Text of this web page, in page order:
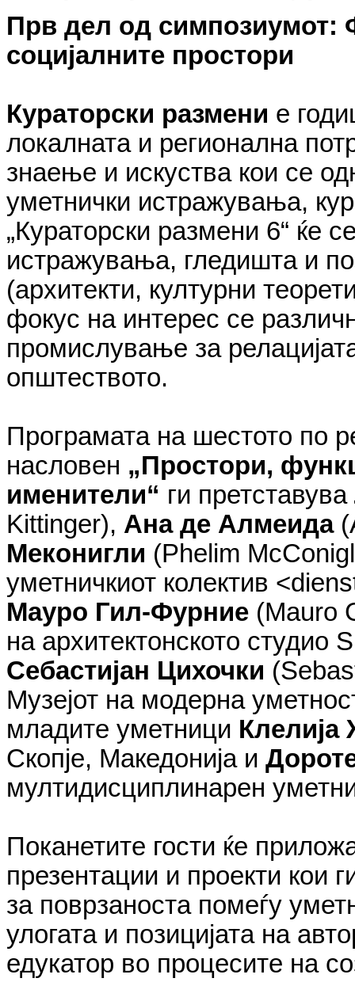
Прв дел од симпозиумот:
социјалните простори
Кураторски размени е
локалната и регионална
знаење и искуства кои се
уметнички истражувања,
„Кураторски размени 6“ ќе
истражувања, гледишта и
(архитекти, културни
фокус на интерес се
промислување за
општеството.
Програмата на шестото по
насловен „Простори,
именители“ ги претставува
Kittinger), Ана де Алмеида(
Меконигли (Phelim
уметничкиот колектив <
Мауро Гил-Фурние (Mauro
на архитектонското студио
Себастијан Цихочки (
Музејот на модерна
младите уметници Клелија
Скопје, Македонија и
мултидисциплинарен
Поканетите гости ќе
презентации и проекти кои
за поврзаноста помеѓу
улогата и позицијата на
едукатор во процесите на